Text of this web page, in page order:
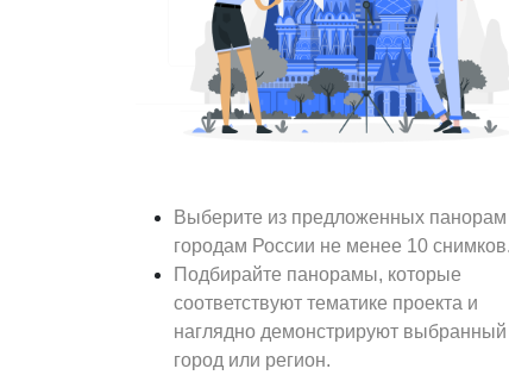
Выберите из предложенных
городам России не менее 10 снимков.
Подбирайте панорамы, которые
соответствуют тематике проекта и
наглядно демонстрируют выбранный
город или регион.